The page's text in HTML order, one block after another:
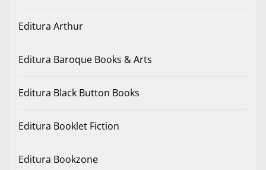
Editura Arthur
Editura Baroque Books & Arts
Editura Black Button Books
Editura Booklet Fiction
Editura Bookzone